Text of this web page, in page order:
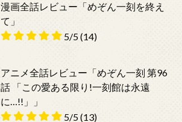
漫画全話レビュー「めぞん一刻を終え
て」
5/5(14)
アニメ全話レビュー「めぞん一刻 第96
話 「この愛ある限り!一刻館は永遠
に…!!」」
5/5(13)